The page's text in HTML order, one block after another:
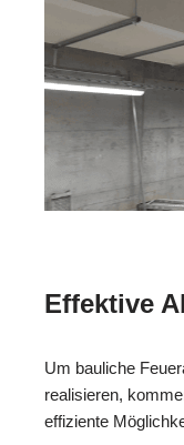
Effektive
Um bauliche
realisieren,
effiziente